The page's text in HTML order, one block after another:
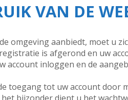
VAN DE
omgeving aanbiedt, moet u
is afgerond en uw
account inloggen en de
toegang tot uw account door